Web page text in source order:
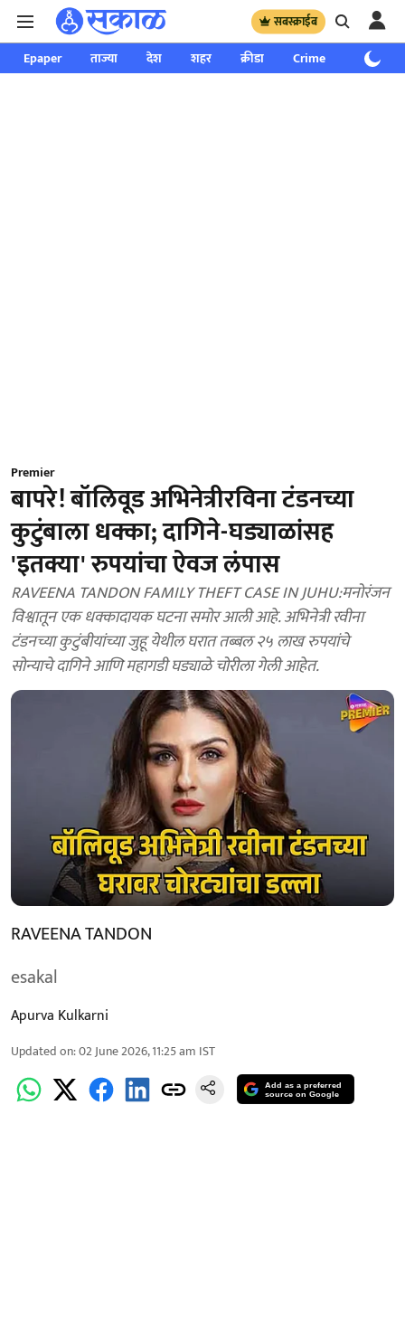
सबस्क्राईब
Epaper ताज्या देश शहर क्रीडा Crime साप्ताहिक
Premier
बापरे! बॉलिवूड अभिनेत्रीरविना टंडनच्या
कुटुंबाला धक्का; दागिने-घड्याळांसह
'इतक्या' रुपयांचा ऐवज लंपास
RAVEENA TANDON FAMILY THEFT CASE IN JUHU:मनोरंजन
विश्वातून एक धक्कादायक घटना समोर आली आहे. अभिनेत्री रवीना
टंडनच्या कुटुंबीयांच्या जुहू येथील घरात तब्बल २५ लाख रुपयांचे
सोन्याचे दागिने आणि महागडी घड्याळे चोरीला गेली आहेत.
RAVEENA TANDON
esakal
Apurva Kulkarni
Updated on:02 June 2026, 11:25 am IST
Add as a preferred
source on Google